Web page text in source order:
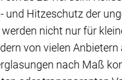
und Hitzeschutz der
werden nicht nur für
von vielen
nach Maß